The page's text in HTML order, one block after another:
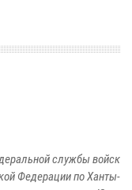
службы войск
Федерации по Ханты-